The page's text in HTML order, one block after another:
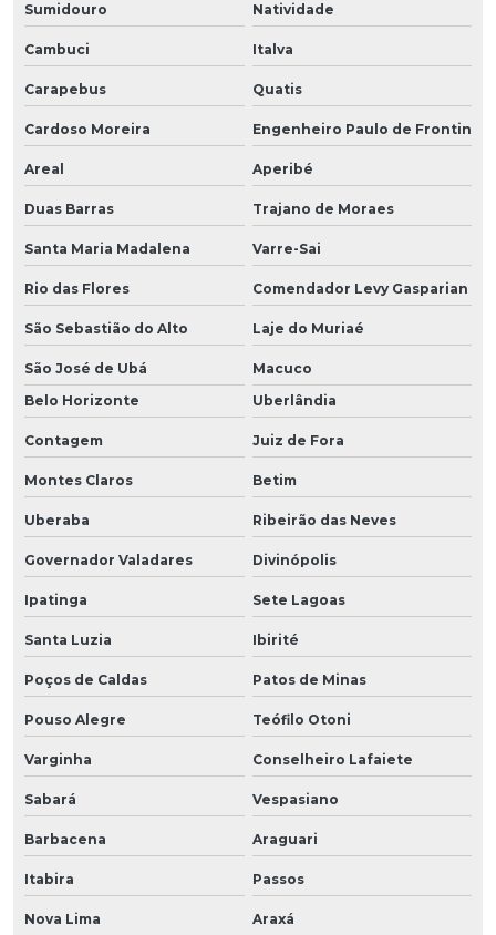
Sumidouro Natividade
Cambuci Italva
Carapebus Quatis
Cardoso Moreira Engenheiro Paulo de Frontin
Areal Aperibé
Duas Barras Trajano de Moraes
Santa Maria Madalena Varre-Sai
Rio das Flores Comendador Levy Gasparian
São Sebastião do Alto Laje do Muriaé
São José de Ubá
Macuco
Belo Horizonte
Uberlândia
Contagem Juiz de Fora
Montes Claros Betim
Uberaba Ribeirão das Neves
Governador Valadares Divinópolis
Ipatinga Sete Lagoas
Santa Luzia Ibirité
Poços de Caldas Patos de Minas
Pouso Alegre Teófilo Otoni
Varginha Conselheiro Lafaiete
Sabará Vespasiano
Barbacena Araguari
Itabira Passos
Nova Lima Araxá